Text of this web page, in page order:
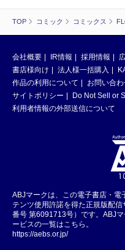
TOP コミック コミックス
会社概要 IR情報 採用情報
書店様向け
法人様一括購入
作品の利用について
お問い合
サイトポリシー
Do Not Sell or
利用者情報の外部送信について
ABJマークは、この電子書店・電
テンツ使用許諾を得た正規版配
番号 第6091713号）です。ABJ
ービスの一覧はこちら。
https://aebs.or.jp/